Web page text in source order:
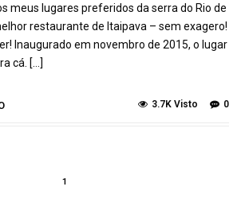
meus lugares preferidos da serra do Rio de
restaurante de Itaipava – sem exagero!
Inaugurado em novembro de 2015, o lugar
cá. […]
0
3.7K Visto
1